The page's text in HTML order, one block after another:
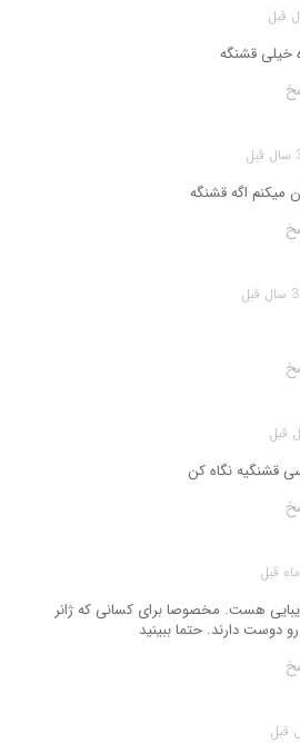
خیلی قشنگه
میکنم اگه قشنگه
3 سال قبل
قشنگیه نگاه کن
هست. مخصوصا برای کسانی که ژانر
دوست دارند. حتما ببینید